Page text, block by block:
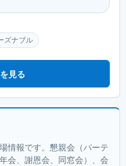
ズナブル
見る
情報です。懇親会（パーテ
会、謝恩会、同窓会）、会